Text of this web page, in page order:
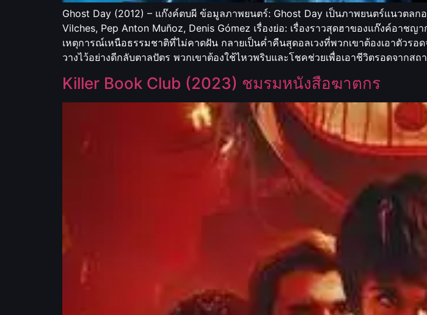
Ghost Day (2012) – แก๊งค์ตบผี ข้อมูลภาพยนตร์: Ghost Day เป็นภาพยนตร์แนวตล
Vilches, Pep Anton Muñoz, Denis Gómez เรื่องย่อ: เรื่องราวสุดฮาของแก๊งค์อา
เหตุการณ์เหนือธรรมชาติที่ไม่คาดฝัน กลายเป็นค่ำคืนสุดอลเวงที่พวกเขาต้องเอาตัวร
วางไว้อย่างดีกลับตาลปัตร พวกเขาต้องใช้ไหวพริบและโชคช่วยเพื่อเอาชีวิตรอดจาก
Killer Book Club (2023) ชมรมหนังสือฆาตกร